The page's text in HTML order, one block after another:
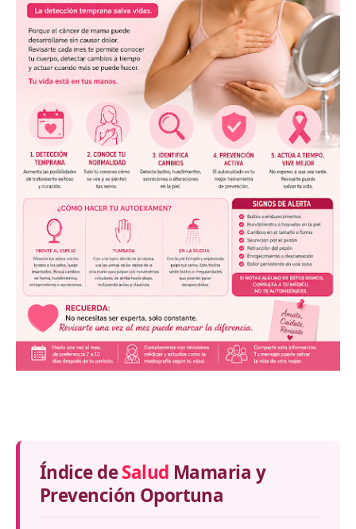
Índice deSalud Mamaria y
Prevención Oportuna